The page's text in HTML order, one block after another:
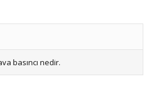
basıncı nedir.